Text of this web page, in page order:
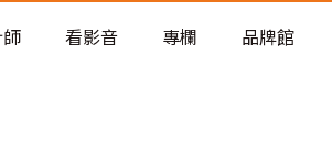
算分配與高 CP 值煥新術
看影音 專欄 品牌館